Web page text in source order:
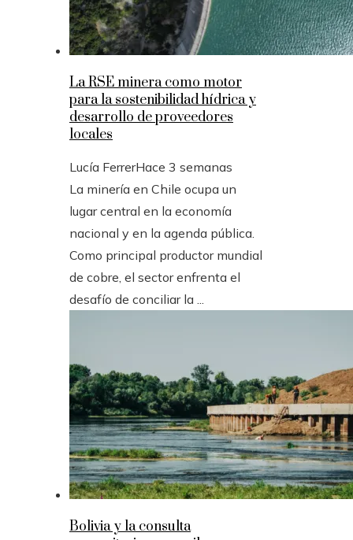
La RSE minera como motor
para la sostenibilidad hídrica y
desarrollo de proveedores
locales
Lucía FerrerHace 3 semanas
La minería en Chile ocupa un
lugar central en la economía
nacional y en la agenda pública.
Como principal productor mundial
de cobre, el sector enfrenta el
desafío de conciliar la ...
Bolivia y la consulta